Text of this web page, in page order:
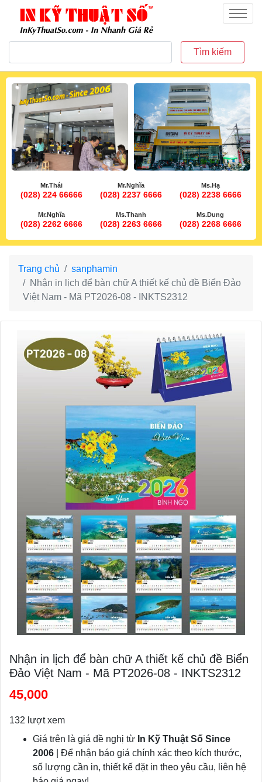
inkythuatso.com
Menu
Tìm kiếm
Mr.Thái
(028) 224 66666
Mr.Nghĩa
(028) 2237 6666
Ms.Hạ
(028) 2238 6666
Mr.Nghĩa
(028) 2262 6666
Ms.Thanh
(028) 2263 6666
Ms.Dung
(028) 2268 6666
Trang chủ
sanphamin
Nhận in lịch để bàn chữ A thiết kế chủ đề Biển Đảo
Việt Nam - Mã PT2026-08 - INKTS2312
Nhận in lịch để bàn chữ A thiết kế chủ đề Biển
Đảo Việt Nam - Mã PT2026-08 - INKTS2312
45,000
132 lượt xem
Giá trên là giá đề nghị từ In Kỹ Thuật Số Since
2006 | Để nhận báo giá chính xác theo kích thước,
số lượng cần in, thiết kế đặt in theo yêu cầu, liên hệ